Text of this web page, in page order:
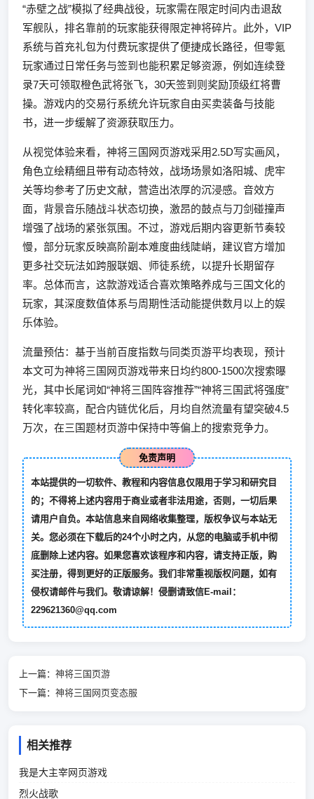
“赤壁之战”模拟了经典战役，玩家需在限定时间内击退敌
军舰队，排名靠前的玩家能获得限定神将碎片。此外，VIP
系统与首充礼包为付费玩家提供了便捷成长路径，但零氪
玩家通过日常任务与签到也能积累足够资源，例如连续登
录7天可领取橙色武将张飞，30天签到则奖励顶级红将曹
操。游戏内的交易行系统允许玩家自由买卖装备与技能
书，进一步缓解了资源获取压力。
从视觉体验来看，神将三国网页游戏采用2.5D写实画风，
角色立绘精细且带有动态特效，战场场景如洛阳城、虎牢
关等均参考了历史文献，营造出浓厚的沉浸感。音效方
面，背景音乐随战斗状态切换，激昂的鼓点与刀剑碰撞声
增强了战场的紧张氛围。不过，游戏后期内容更新节奏较
慢，部分玩家反映高阶副本难度曲线陡峭，建议官方增加
更多社交玩法如跨服联姻、师徒系统，以提升长期留存
率。总体而言，这款游戏适合喜欢策略养成与三国文化的
玩家，其深度数值体系与周期性活动能提供数月以上的娱
乐体验。
流量预估：基于当前百度指数与同类页游平均表现，预计
本文可为神将三国网页游戏带来日均约800-1500次搜索曝
光，其中长尾词如“神将三国阵容推荐”“神将三国武将强度”
转化率较高，配合内链优化后，月均自然流量有望突破4.5
万次，在三国题材页游中保持中等偏上的搜索竞争力。
免责声明
本站提供的一切软件、教程和内容信息仅限用于学习和研究目
的；不得将上述内容用于商业或者非法用途，否则，一切后果
请用户自负。本站信息来自网络收集整理，版权争议与本站无
关。您必须在下载后的24个小时之内，从您的电脑或手机中彻
底删除上述内容。如果您喜欢该程序和内容，请支持正版，购
买注册，得到更好的正版服务。我们非常重视版权问题，如有
侵权请邮件与我们。敬请谅解！侵删请致信E-mail：
229621360@qq.com
上一篇： 神将三国页游
下一篇： 神将三国网页变态服
相关推荐
我是大主宰网页游戏
烈火战歌